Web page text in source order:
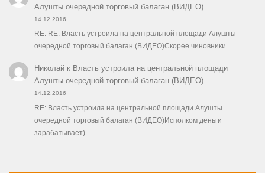
Алушты очередной торговый балаган (ВИДЕО)
14.12.2016
RE: RE: Власть устроила на центральной площади Алушты
очередной торговый балаган (ВИДЕО)Скорее чиновники
Николайк Власть устроила на центральной площади
Алушты очередной торговый балаган (ВИДЕО)
14.12.2016
RE: Власть устроила на центральной площади Алушты
очередной торговый балаган (ВИДЕО)Исполком деньги
зарабатывает)